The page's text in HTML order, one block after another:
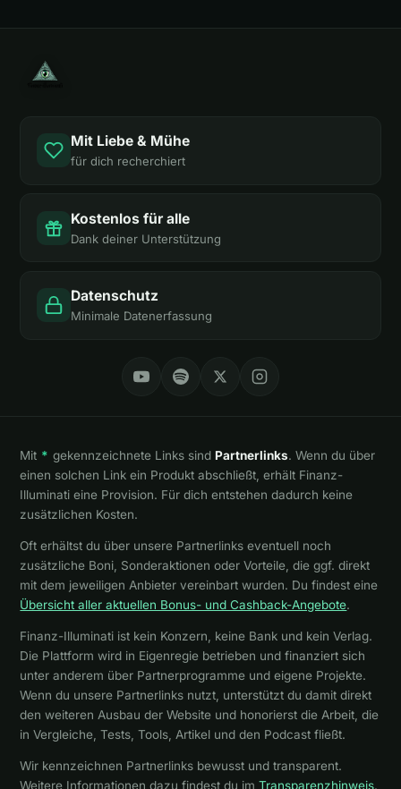
Mit Liebe & Mühe
für dich recherchiert
Kostenlos für alle
Dank deiner Unterstützung
Datenschutz
Minimale Datenerfassung
Mit * gekennzeichnete Links sind Partnerlinks. Wenn du über
einen solchen Link ein Produkt abschließt, erhält Finanz-
Illuminati eine Provision. Für dich entstehen dadurch keine
zusätzlichen Kosten.
Oft erhältst du über unsere Partnerlinks eventuell noch
zusätzliche Boni, Sonderaktionen oder Vorteile, die ggf. direkt
mit dem jeweiligen Anbieter vereinbart wurden. Du findest eine
Übersicht aller aktuellen Bonus- und Cashback-Angebote.
Finanz-Illuminati ist kein Konzern, keine Bank und kein Verlag.
Die Plattform wird in Eigenregie betrieben und finanziert sich
unter anderem über Partnerprogramme und eigene Projekte.
Wenn du unsere Partnerlinks nutzt, unterstützt du damit direkt
den weiteren Ausbau der Website und honorierst die Arbeit, die
in Vergleiche, Tests, Tools, Artikel und den Podcast fließt.
Wir kennzeichnen Partnerlinks bewusst und transparent.
Weitere Informationen dazu findest du imTransparenzhinweis.